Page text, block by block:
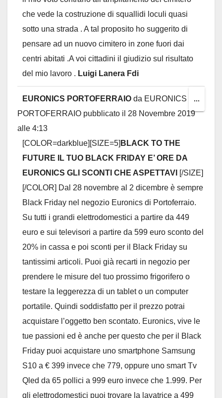
che vede la costruzione di squallidi loculi quasi
sotto una strada . A tal proposito ho suggerito di
pensare ad un nuovo cimitero in zone fuori dai
centri abitati .A voi cittadini il giudizio sul risultato
del mio lavoro . Luigi Lanera Fdi
EURONICS PORTOFERRAIO da EURONICS
PORTOFERRAIO pubblicato il 28 Novembre 2019
alle 4:13
[COLOR=darkblue][SIZE=5] BLACK TO THE
FUTURE IL TUO BLACK FRIDAY E’ ORE DA
EURONICS GLI SCONTI CHE ASPETTAVI [/SIZE]
[/COLOR] Dal 28 novembre al 2 dicembre è sempre
Black Friday nel negozio Euronics di Portoferraio.
Su tutti i grandi elettrodomestici a partire da 449
euro e sui televisori a partire da 599 euro sconto del
20% in cassa e poi sconti per il Black Friday su
tantissimi articoli. Puoi già recarti in negozio per
prendere le misure del tuo prossimo frigorifero o
testare la leggerezza di un tablet o un computer
portatile. Quindi soddisfatto per il prezzo potrai
acquistare l’oggetto ben scontato. Euronics, vive le
tue passioni ed è anche per questo che per il Black
Friday puoi acquistare uno smartphone Samsung
S10 a € 399 invece che 779, oppure uno smart Tv
Qled da 65 pollici a 999 euro invece che 1.999. Per
gli elettrodomestici puoi trovare la lavatrice a 499
...
this